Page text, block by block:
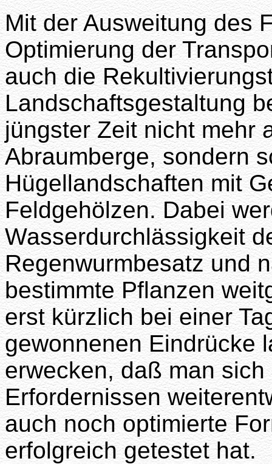
Mit der Ausweitung des
Optimierung der
auch die
Landschaftsgestaltung
jüngster Zeit nicht mehr
Abraumberge, sondern
Hügellandschaften mit
Feldgehölzen. Dabei
Wasserdurchlässigkeit
Regenwurmbesatz und
bestimmte Pflanzen
erst kürzlich bei einer
gewonnenen Eindrücke
erwecken, daß man
Erfordernissen
auch noch optimierte
erfolgreich getestet hat.